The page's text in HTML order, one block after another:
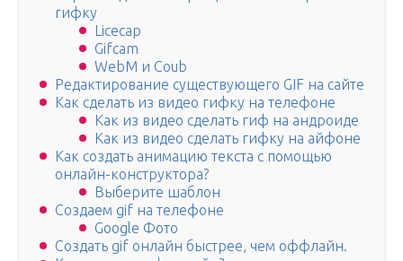
гифку
Licecap
Gifcam
WebM и Coub
Редактирование существующего GIF на сайте
Как сделать из видео гифку на телефоне
Как из видео сделать гиф на андроиде
Как из видео сделать гифку на айфоне
Как создать анимацию текста с помощью
онлайн-конструктора?
Выберите шаблон
Создаем gif на телефоне
Google Фото
Создать gif онлайн быстрее, чем оффлайн.